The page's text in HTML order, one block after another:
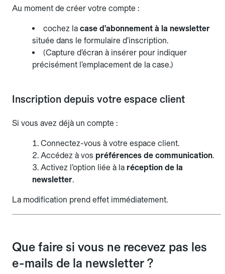
Au moment de créer votre compte :
cochez la case d’abonnement à la newsletter
située dans le formulaire d’inscription.
(Capture d’écran à insérer pour indiquer
précisément l’emplacement de la case.)
Inscription depuis votre espace client
Si vous avez déjà un compte :
Connectez-vous à votre espace client.
Accédez à vos préférences de communication.
Activez l’option liée à la réception de la
newsletter.
La modification prend effet immédiatement.
Que faire si vous ne recevez pas les
e-mails de la newsletter ?